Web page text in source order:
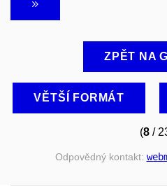
ZPĚT NA
VĚTŠÍ FORMÁT
(8/
Odpovědný kontakt: